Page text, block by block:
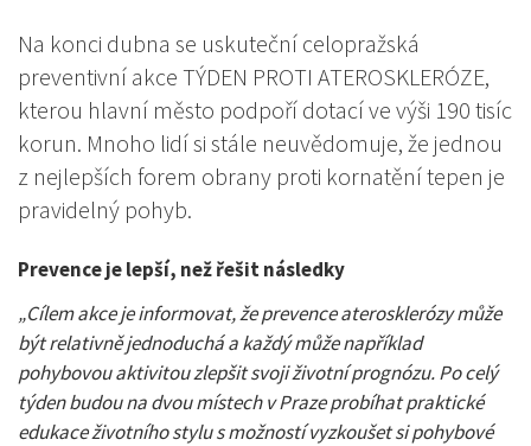
Na konci dubna se uskuteční celopražská
preventivní akce TÝDEN PROTI ATEROSKLERÓZE,
kterou hlavní město podpoří dotací ve výši 190 tisíc
korun. Mnoho lidí si stále neuvědomuje, že jednou
z nejlepších forem obrany proti kornatění tepen je
pravidelný pohyb.
Prevence je lepší, než řešit následky
„Cílem akce je informovat, že prevence aterosklerózy může
být relativně jednoduchá a každý může například
pohybovou aktivitou zlepšit svoji životní prognózu. Po celý
týden budou na dvou místech v Praze probíhat praktické
edukace životního stylu s možností vyzkoušet si pohybové